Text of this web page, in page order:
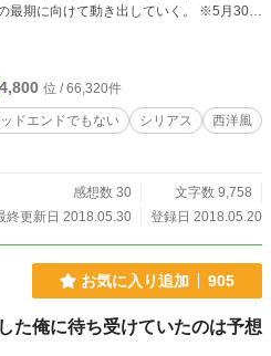
向けて動き出していく。 ※5月30日
ざいます！ ※小説家になろう様にも別名
4,800 位 / 66,320件
ドエンドでもない シリアス
西洋風
感想数 30
文字数 9,758
終更新日 2018.05.30
登録日 2018.05.20
お気に入り追加 905
た俺に待ち受けていたのは予想